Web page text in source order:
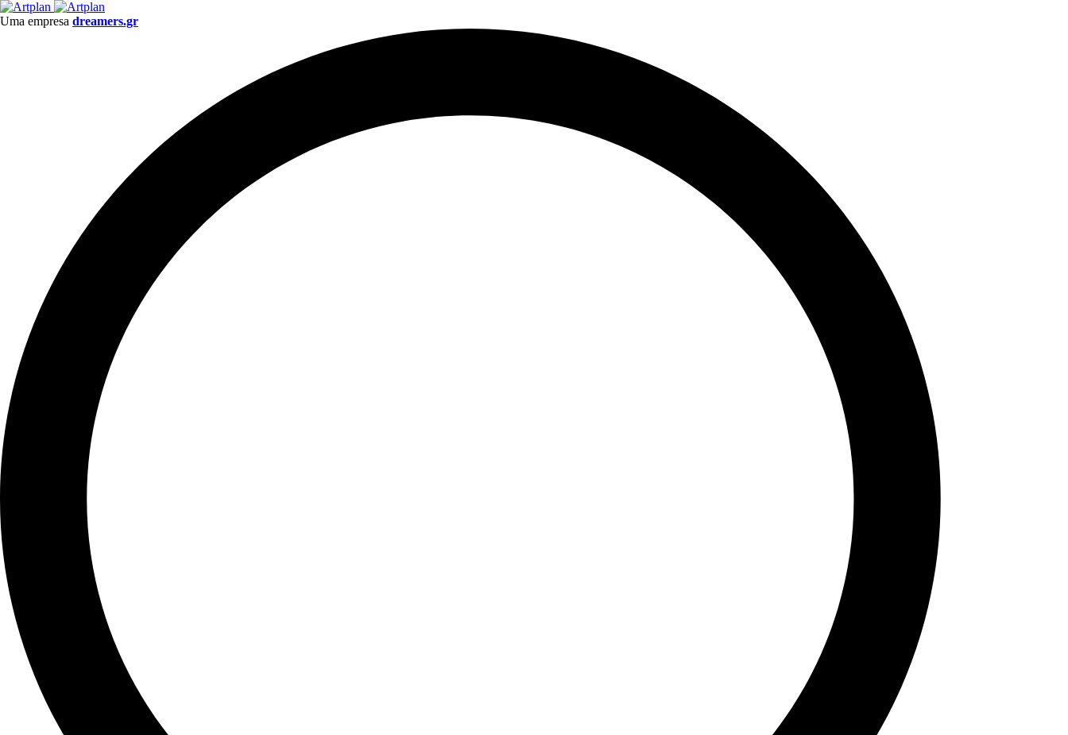
Uma empresa dreamers.gr